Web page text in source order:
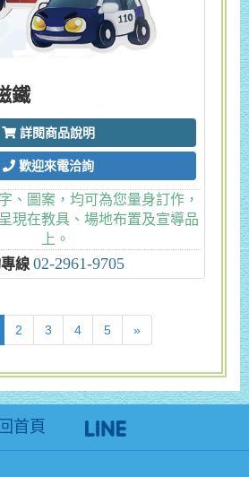
鐵
詳閱商品說明
歡迎來電洽詢
、圖案，均可為您量身訂作，
現在教具、場地布置及宣導品
上。
線 02-2961-9705
(current)
2 3 4 5 »
回首頁